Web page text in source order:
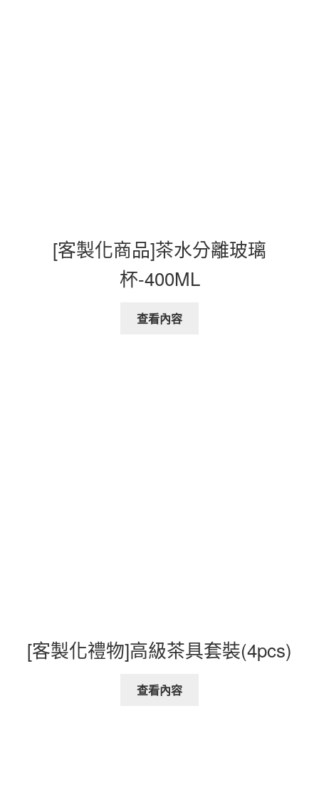
[客製化商品]茶水分離玻璃
杯-400ML
查看內容
[客製化禮物]高級茶具套裝(4pcs)
查看內容